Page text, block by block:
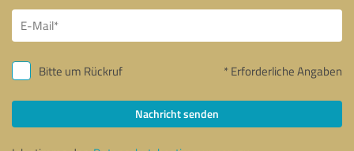
Bitte um Rückruf * Erforderliche Angaben
Nachricht senden